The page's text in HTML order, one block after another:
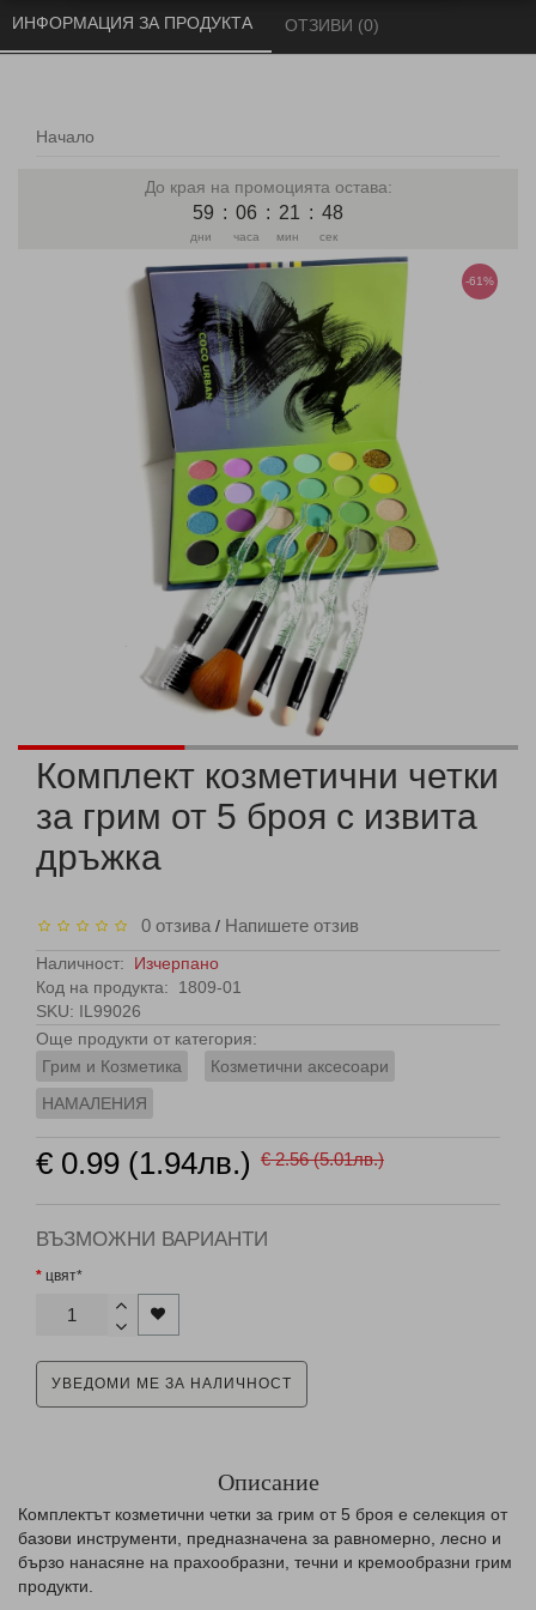
Начало
ИНФОРМАЦИЯ ЗА ПРОДУКТА ОТЗИВИ (0)
До края на промоцията остава:
59
дни
: 06
часа
: 21
мин
: 47
сек
-61%
Комплект козметични четки
за грим от 5 броя с извита
дръжка
0 отзива / Напишете отзив
Наличност: Изчерпано
Код на продукта:
1809-01
SKU: IL99026
Още продукти от категория:
Грим и Козметика
Козметични аксесоари
НАМАЛЕНИЯ
€ 0.99 (1.94лв.) € 2.56 (5.01лв.)
ВЪЗМОЖНИ ВАРИАНТИ
цвят*
УВЕДОМИ МЕ ЗА НАЛИЧНОСТ
Описание
Комплектът козметични четки за грим от 5 броя е селекция от
базови инструменти, предназначена за равномерно, лесно и
бързо нанасяне на прахообразни, течни и кремообразни грим
продукти.